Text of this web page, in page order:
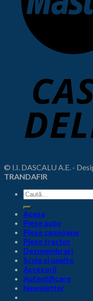
© I.I. DASCALU A.E. -
TRANDAFIR
Caută
Acasa
Piese auto
Piese camioane
Piese tractor
Dezmembrari
Scule si unelte
Accesorii
Autentificare
Newsletter